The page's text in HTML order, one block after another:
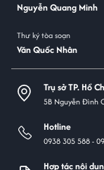
Nguyễn Quang Minh
Thư ký tòa soạn
Văn Quốc Nhân
Trụ sở TP. Hồ
5B Nguyễn Đình
Hotline
0938 305 588 -
Hợp tác nội